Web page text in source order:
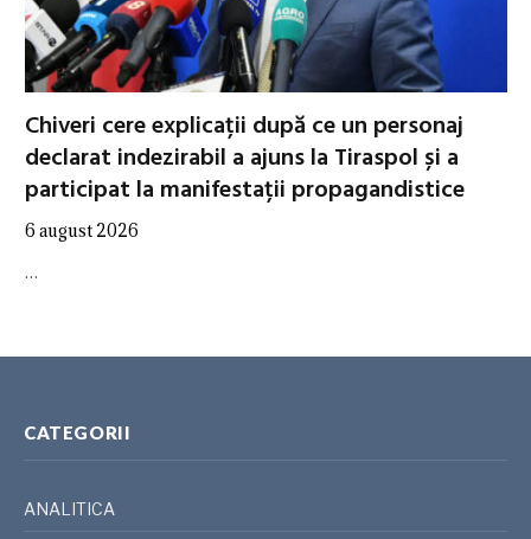
Chiveri cere explicații după ce un personaj
declarat indezirabil a ajuns la Tiraspol și a
participat la manifestații propagandistice
6 august 2026
…
CATEGORII
ANALITICA